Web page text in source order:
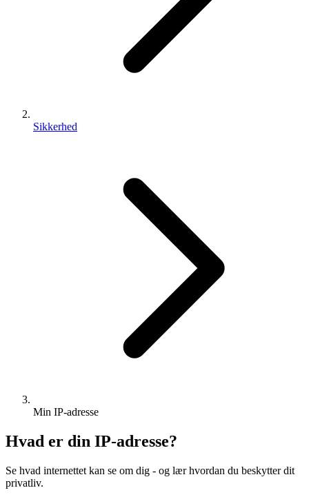
Sikkerhed
Min IP-adresse
Hvad er din IP-adresse?
Se hvad internettet kan se om dig - og lær hvordan du beskytter dit
privatliv.